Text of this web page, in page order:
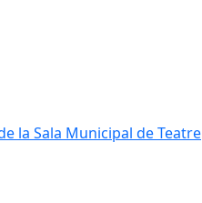
la Sala Municipal de Teatre